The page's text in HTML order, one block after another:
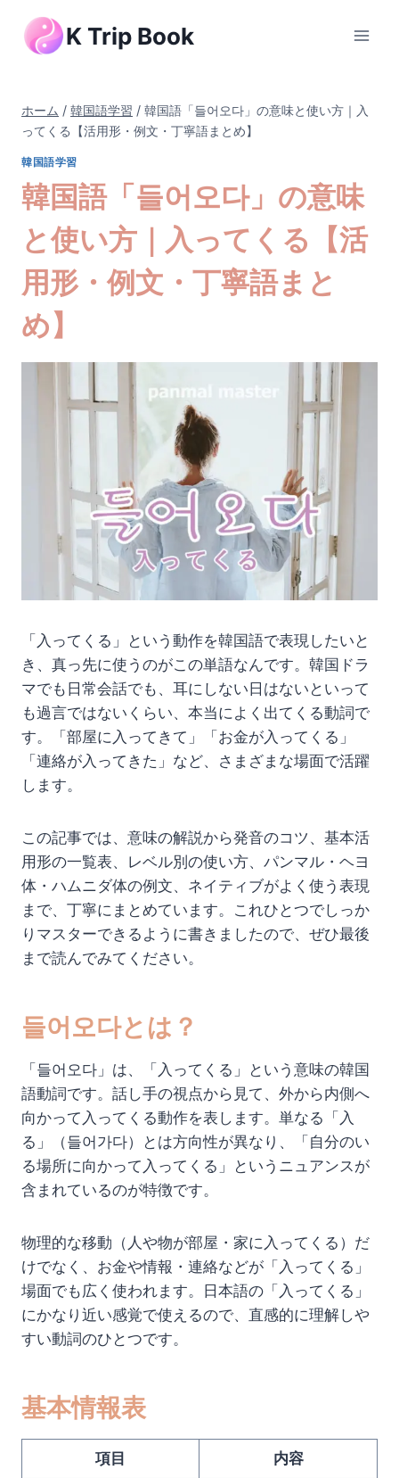
K Trip Book
ホーム / 韓国語学習 / 韓国語「들어오다」の意味と使い方｜入
ってくる【活用形・例文・丁寧語まとめ】
韓国語学習
韓国語「들어오다」の意味
と使い方｜入ってくる【活
用形・例文・丁寧語まと
め】
「入ってくる」という動作を韓国語で表現したいと
き、真っ先に使うのがこの単語なんです。韓国ドラ
マでも日常会話でも、耳にしない日はないといって
も過言ではないくらい、本当によく出てくる動詞で
す。「部屋に入ってきて」「お金が入ってくる」
「連絡が入ってきた」など、さまざまな場面で活躍
します。
この記事では、意味の解説から発音のコツ、基本活
用形の一覧表、レベル別の使い方、パンマル・ヘヨ
体・ハムニダ体の例文、ネイティブがよく使う表現
まで、丁寧にまとめています。これひとつでしっか
りマスターできるように書きましたので、ぜひ最後
まで読んでみてください。
들어오다とは？
「들어오다」は、「入ってくる」という意味の韓国
語動詞です。話し手の視点から見て、外から内側へ
向かって入ってくる動作を表します。単なる「入
る」（들어가다）とは方向性が異なり、「自分のい
る場所に向かって入ってくる」というニュアンスが
含まれているのが特徴です。
物理的な移動（人や物が部屋・家に入ってくる）だ
けでなく、お金や情報・連絡などが「入ってくる」
場面でも広く使われます。日本語の「入ってくる」
にかなり近い感覚で使えるので、直感的に理解しや
すい動詞のひとつです。
基本情報表
項目 内容